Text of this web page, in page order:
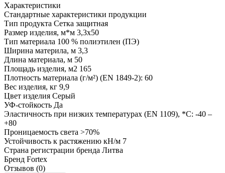
Характеристики
Стандартные характеристики продукции
Тип продукта Сетка защитная
Размер изделия, м*м 3,3x50
Тип материала 100 % полиэтилен (ПЭ)
Ширина материла, м 3,3
Длина материала, м 50
Площадь изделия, м2 165
Плотность материала (г/м²) (EN 1849-2): 60
Вес изделия, кг 9,9
Цвет изделия Серый
УФ-стойкость Да
Эластичность при низких температурах (EN 1109), *С: -40 –
+80
Проницаемость света >70%
Устойчивость к растяжению кН/м 7
Страна регистрации бренда Литва
Бренд Fortex
Отзывов (0)